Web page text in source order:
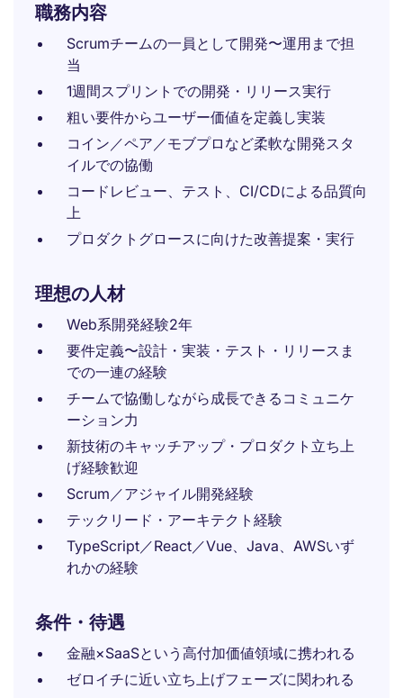
職務内容
Scrumチームの一員として開発〜運用まで担
当
1週間スプリントでの開発・リリース実行
粗い要件からユーザー価値を定義し実装
コイン／ペア／モブプロなど柔軟な開発スタ
イルでの協働
コードレビュー、テスト、CI/CDによる品質向
上
プロダクトグロースに向けた改善提案・実行
理想の人材
Web系開発経験2年
要件定義〜設計・実装・テスト・リリースま
での一連の経験
チームで協働しながら成長できるコミュニケ
ーション力
新技術のキャッチアップ・プロダクト立ち上
げ経験歓迎
Scrum／アジャイル開発経験
テックリード・アーキテクト経験
TypeScript／React／Vue、Java、AWSいず
れかの経験
条件・待遇
金融×SaaSという高付加価値領域に携われる
ゼロイチに近い立ち上げフェーズに関われる